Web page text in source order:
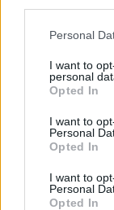
Personal
I want to
personal
Opted In
I want to
Personal
Opted In
I want to
Personal
Opted In
ULTIMI ARTICOLI